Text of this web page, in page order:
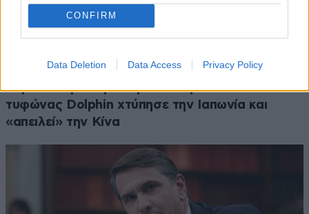
CONFIRM
Data Deletion Data Access Privacy Policy
Ακραία καιρικά φαινόμενα στην Ασία: Ο
τυφώνας Dolphin χτύπησε την Ιαπωνία και
«απειλεί» την Κίνα